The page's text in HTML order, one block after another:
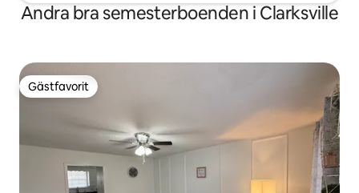
Andra bra semesterboenden i Clarksville
Gästfavorit
Gästfavorit